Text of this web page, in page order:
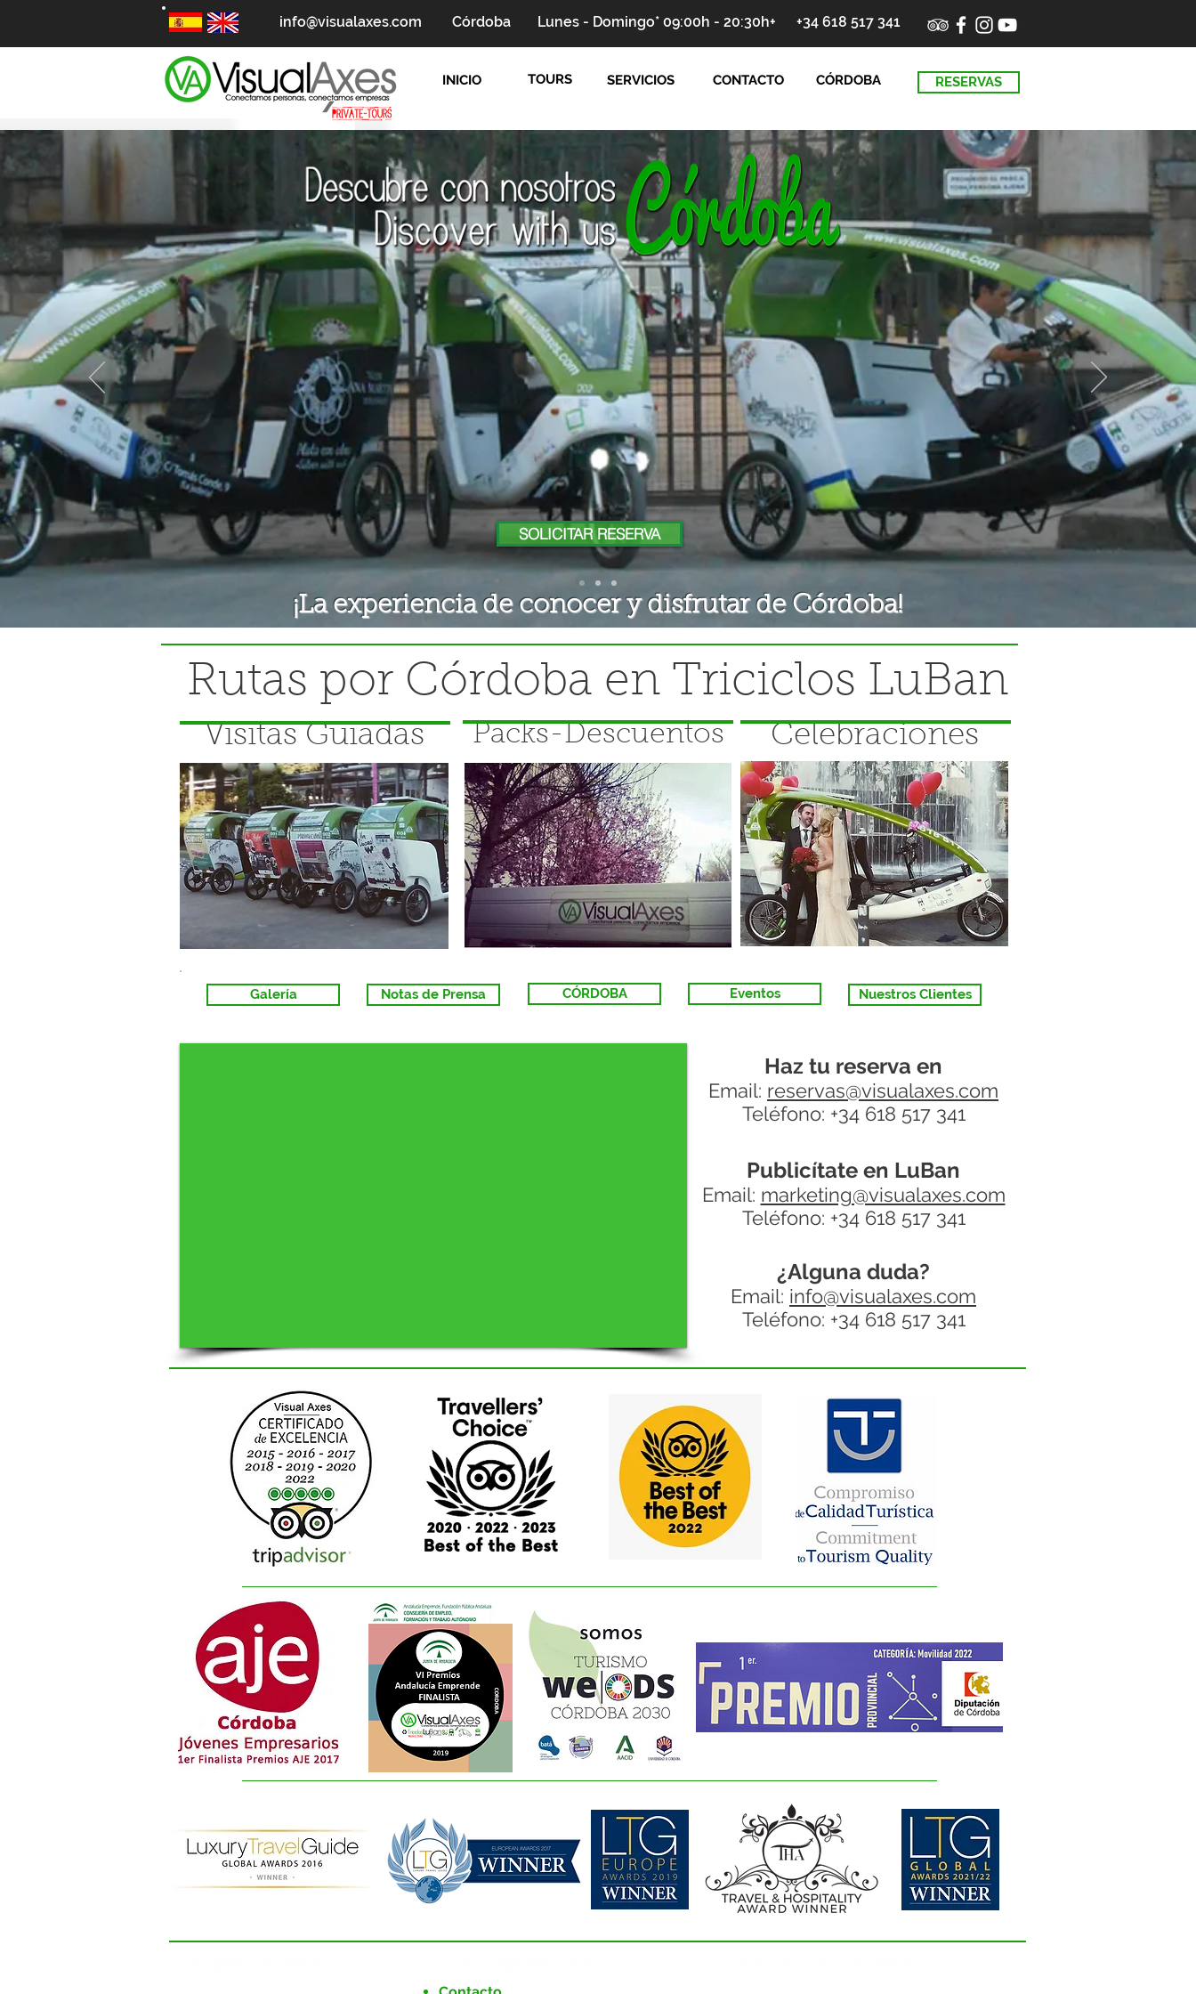
info@visualaxes.com Córdoba Lunes - Domingo* 09:00h - 20:30h+ +34 618 517 341
INICIO TOURS SERVICIOS CONTACTO CÓRDOBA RESERVAS
Triciclos turísticos Córdoba
triciclos turisticos Córdoba Tours luban
paseos cordoba turismo cordoba, ticiclos
turisticos
Triciclos Córdoba turismo verdes Triciclos Córdoba turismo verdes Triciclos Córdoba turismo verdes
Triciclos Córdoba turismo verdes Triciclos Córdoba turismo verdes Triciclos Córdoba turismo verdes
Triciclos Córdoba turismo verdes Triciclos Córdoba turismo verdes Triciclos Córdoba turismo verdes
Triciclos Córdoba turismo verdes Triciclos Córdoba turismo verdes Triciclos Córdoba turismo verdes
Triciclos Córdoba turismo verdes Triciclos Córdoba turismo verdes Triciclos Córdoba turismo verdes
Triciclos Córdoba turismo verdes Triciclos Córdoba turismo verdes Triciclos Córdoba turismo verdes
Triciclos Córdoba turismo verdes Triciclos Córdoba turismo verdes Triciclos Córdoba turismo verdes
Triciclos Córdoba turismo verdes Triciclos Córdoba turismo verdes Triciclos Córdoba turismo verdes
Triciclos Córdoba turismo verdes Triciclos Córdoba turismo verdes Triciclos Córdoba turismo verdes
Triciclos Córdoba turismo verdes Triciclos Córdoba turismo verdes Triciclos Córdoba turismo verdes
Triciclos Córdoba turismo verdes Triciclos Córdoba turismo verdes Triciclos Córdoba turismo verdes
Triciclos Córdoba turismo verdes Triciclos Córdoba turismo verdes Triciclos Córdoba turismo verdes
Triciclos Córdoba turismo verdes Triciclos Córdoba turismo verdes Triciclos Córdoba turismo verdes
Triciclos Córdoba turismo verdes Triciclos Córdoba turismo verdes Triciclos Córdoba turismo verdes
Triciclos Córdoba turismo verdes Triciclos Córdoba turismo verdes Triciclos Córdoba turismo verdes
Triciclos Córdoba turismo verdes Triciclos Córdoba turismo verdes Triciclos Córdoba turismo verdes
Triciclos Córdoba turismo verdes Triciclos Córdoba turismo verdes Triciclos Córdoba turismo verdes
Triciclos Córdoba turismo verdes Triciclos Córdoba turismo verdes Triciclos Córdoba turismo verdes
Triciclos Córdoba turismo verdes Triciclos Córdoba turismo verdes Triciclos Córdoba turismo verdes
Triciclos Córdoba turismo verdes Triciclos Córdoba turismo verdes Triciclos Córdoba turismo verdes
Triciclos Córdoba turismo verdes Triciclos Córdoba turismo verdes Triciclos Córdoba turismo verdes
Triciclos Córdoba turismo verdes Triciclos Córdoba turismo verdes Triciclos Córdoba turismo verdes
Triciclos Córdoba turismo verdes Triciclos Córdoba turismo verdes Triciclos Córdoba turismo verdes
Triciclos Córdoba turismo verdes Triciclos Córdoba turismo verdes Triciclos Córdoba turismo verdes
Triciclos Córdoba turismo verdes Triciclos Córdoba turismo verdes Triciclos Córdoba turismo verdes
Triciclos Córdoba turismo verdes Triciclos Córdoba turismo verdes Triciclos Córdoba turismo verdes
Triciclos Córdoba turismo verdes Triciclos Córdoba turismo verdes Triciclos Córdoba turismo verdes
Triciclos Córdoba turismo verdes Triciclos Córdoba turismo verdes Triciclos Córdoba turismo verdes
Triciclos Córdoba turismo verdes Triciclos Córdoba turismo verdes Triciclos Córdoba turismo verdes
Triciclos Córdoba turismo verdes Triciclos Córdoba turismo verdes Triciclos Córdoba turismo verdes
Triciclos Córdoba turismo verdes Triciclos Córdoba turismo verdes Triciclos Córdoba turismo verdes
Triciclos Córdoba turismo verdes Triciclos Córdoba turismo verdes Triciclos Córdoba turismo verdes
Triciclos Córdoba turismo verdes Triciclos Córdoba turismo verdes Triciclos Córdoba turismo verdes
Triciclos Córdoba turismo verdes Triciclos Córdoba turismo verdes Triciclos Córdoba turismo verdes
Triciclos Córdoba turismo verdes Triciclos Córdoba turismo verdes Triciclos Córdoba turismo verdes
Triciclos Córdoba turismo verdes Triciclos Córdoba turismo verdes Triciclos Córdoba turismo verdes
Triciclos Córdoba turismo verdes Triciclos Córdoba turismo verdes Triciclos Córdoba turismo verdes
Triciclos Córdoba turismo verdes Triciclos Córdoba turismo verdes Triciclos Córdoba turismo verdes
Triciclos Córdoba turismo verdes Triciclos Córdoba turismo verdes Triciclos Córdoba turismo verdes
Triciclos Córdoba turismo verdes Triciclos Córdoba turismo verdes Triciclos Córdoba turismo verdes
Triciclos Córdoba turismo verdes Triciclos Córdoba turismo verdes Triciclos Córdoba turismo verdes
Triciclos Córdoba turismo verdes Triciclos Córdoba turismo verdes Triciclos Córdoba turismo verdes
Triciclos Córdoba turismo verdes Triciclos Córdoba turismo verdes Triciclos Córdoba turismo verdes
Triciclos Córdoba turismo verdes Triciclos Córdoba turismo verdes Triciclos Córdoba turismo verdes
Triciclos Córdoba turismo verdes Triciclos Córdoba turismo verdes Triciclos Córdoba turismo verdes
Triciclos Córdoba turismo verdes Triciclos Córdoba turismo verdes Triciclos Córdoba turismo verdes
Triciclos Córdoba turismo verdes Triciclos Córdoba turismo verdes Triciclos Córdoba turismo verdes
Triciclos Córdoba turismo verdes Triciclos Córdoba turismo verdes Triciclos Córdoba turismo verdes
Triciclos Córdoba turismo verdes Triciclos Córdoba turismo verdes Triciclos Córdoba turismo verdes
Triciclos Córdoba turismo verdes Triciclos Córdoba turismo verdes Triciclos Córdoba turismo verdes
Triciclos Córdoba turismo verdes Triciclos Córdoba turismo verdes Triciclos Córdoba turismo verdes
Triciclos Córdoba turismo verdes Triciclos Córdoba turismo verdes Triciclos Córdoba turismo verdes
Triciclos Córdoba turismo verdes Triciclos Córdoba turismo verdes Triciclos Córdoba turismo verdes
Triciclos Córdoba turismo verdes Triciclos Córdoba turismo verdes Triciclos Córdoba turismo verdes
Triciclos Córdoba turismo verdes Triciclos Córdoba turismo verdes Triciclos Córdoba turismo verdes
Triciclos Córdoba turismo verdes Triciclos Córdoba turismo verdes Triciclos Córdoba turismo verdes
Triciclos Córdoba turismo verdes Triciclos Córdoba turismo verdes Triciclos Córdoba turismo verdes
Triciclos Córdoba turismo verdes Triciclos Córdoba turismo verdes Triciclos Córdoba turismo verdes
Triciclos Córdoba turismo verdes Triciclos Córdoba turismo verdes Triciclos Córdoba turismo verdes
Triciclos Córdoba turismo verdes Triciclos Córdoba turismo verdes Triciclos Córdoba turismo verdes
Triciclos Córdoba turismo verdes Triciclos Córdoba turismo verdes Triciclos Córdoba turismo verdes
Triciclos Córdoba turismo verdes Triciclos Córdoba turismo verdes Triciclos Córdoba turismo verdes
Triciclos Córdoba turismo verdes Triciclos Córdoba turismo verdes Triciclos Córdoba turismo verdes
Triciclos Córdoba turismo verdes Triciclos Córdoba turismo verdes Triciclos Córdoba turismo verdes
Triciclos Córdoba turismo verdes Triciclos Córdoba turismo verdes Triciclos Córdoba turismo verdes
Triciclos Córdoba turismo verdes Triciclos Córdoba turismo verdes Triciclos Córdoba turismo verdes
turismo cordoba,
ticiclos turisticos
SOLICITAR RESERVA
¡La experiencia de conocer y disfrutar de Córdoba!
Rutas por Córdoba en Triciclos LuBan
Visitas Guiadas Packs-Descuentos Celebraciones
Galería Notas de Prensa CÓRDOBA Eventos Nuestros Clientes
Haz tu reserva en
Email: reservas@visualaxes.com
Teléfono: +34 618 517 341
Publicítate en LuBan
Email: marketing@visualaxes.com
Teléfono: +34 618 517 341
¿Alguna duda?
Email: info@visualaxes.com
Teléfono: +34 618 517 341